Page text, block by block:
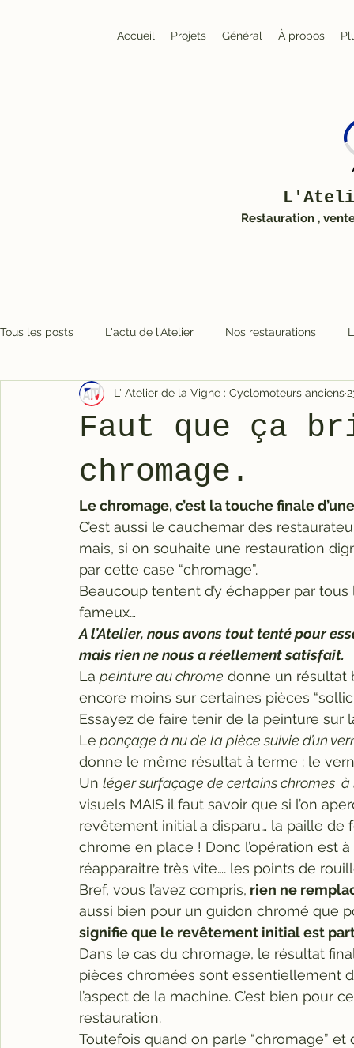
Accueil Projets Général À propos
Restauration ,
Tous les posts L'actu de l'Atelier Nos restaurations
Faut que ça
chromage.
L' Atelier de la Vigne : Cyclomoteurs anciens
Le chromage, c’est la touche finale
C’est aussi le cauchemar des
mais, si on souhaite une restauration
par cette case “chromage”.
Beaucoup tentent d’y échapper par
fameux…
A l’Atelier, nous avons tout tenté pour
mais rien ne nous a réellement satisfait.
La peinture au chrome donne un résultat
encore moins sur certaines pièces
Essayez de faire tenir de la peinture
Le ponçage à nu de la pièce suivie d’un
donne le même résultat à terme : le
Un léger surfaçage de certains chromes
visuels MAIS il faut savoir que si l’on
revêtement initial a disparu… la paille
chrome en place ! Donc l’opération est
réapparaitre très vite…. les points de
Bref, vous l’avez compris, rien ne
aussi bien pour un guidon chromé que
signifie que le revêtement initial est
Dans le cas du chromage, le résultat
pièces chromées sont essentiellement
l’aspect de la machine. C’est bien pour
restauration.
Toutefois quand on parle “chromage”